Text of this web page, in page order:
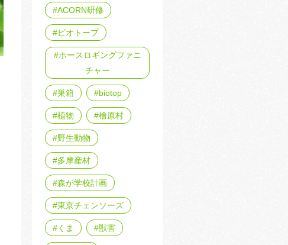
ACORN研修
ビオトープ
ホースロギングファニ
チャー
巣箱 biotop
植物 檜原村
野生動物
多摩産材
森が学校計画
東京チェンソーズ
くま 獣害